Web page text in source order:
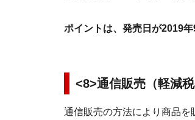
ポイントは、発売日が2019年
<8>通信販売（軽減
通信販売の方法により商品を